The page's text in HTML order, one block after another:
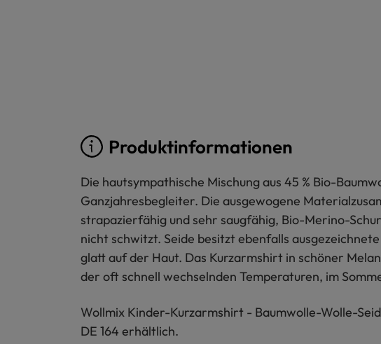
Produktinformationen
Die hautsympathische Mischung aus 45 % Bio-
Ganzjahresbegleiter. Die ausgewogene
strapazierfähig und sehr saugfähig, Bio-Merino-
nicht schwitzt. Seide besitzt ebenfalls
glatt auf der Haut. Das Kurzarmshirt in schöner
der oft schnell wechselnden Temperaturen, im
Wollmix Kinder-Kurzarmshirt - Baumwolle-Wolle-
DE 164 erhältlich.